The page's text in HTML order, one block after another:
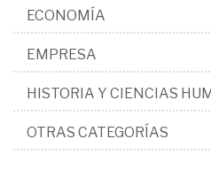
ECONOMÍA
EMPRESA
HISTORIA Y CIENCIAS
OTRAS CATEGORÍAS